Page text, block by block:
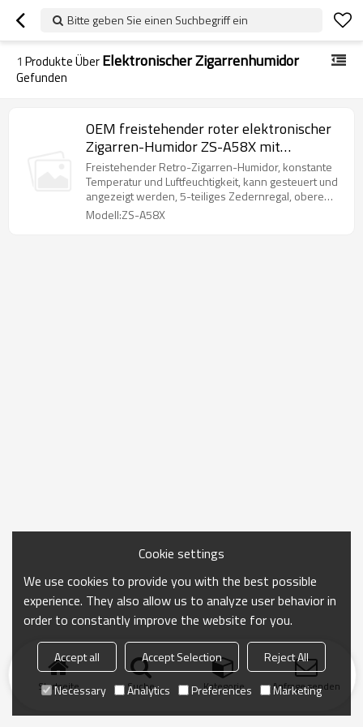
Bitte geben Sie einen Suchbegriff ein
1 Produkte ÜberElektronischer Zigarrenhumidor
Gefunden
OEM freistehender roter elektronischer
Zigarren-Humidor ZS-A58X mit
Kreisbogen zur Aufbewahrung von
Zigarren mit Kunststoffrahmen aus
Zedernholz
Freistehender Retro-Zigarren-Humidor, konstante
Temperatur und Luftfeuchtigkeit, kann gesteuert und
angezeigt werden, 5-teiliges Zedernregal, obere
LED
Modell:ZS-A58X
Startseite Suche Kategorie Anfrage senden
Cookie settings
We use cookies to provide you with the best possible
experience. They also allow us to analyze user behavior in
order to constantly improve the website for you.
Accept all Accept Selection
Reject All
Necessary
Analytics Preferences Marketing